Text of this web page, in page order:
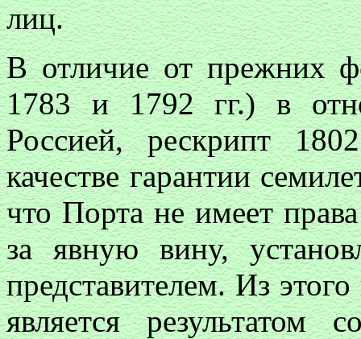
лиц.
В отличие от прежних
1783 и 1792 гг.) в
Россией, рескрипт
качестве гарантии
что Порта не имеет
за явную вину,
представителем. Из
является